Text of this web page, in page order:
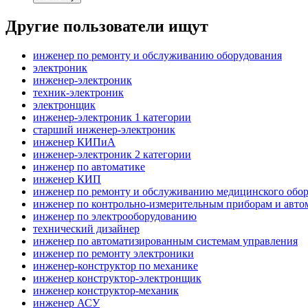
Другие пользователи ищут
инженер по ремонту и обслуживанию оборудования
электроник
инженер-электроник
техник-электроник
электронщик
инженер-электроник 1 категории
старший инженер-электроник
инженер КИПиА
инженер-электроник 2 категории
инженер по автоматике
инженер КИП
инженер по ремонту и обслуживанию медицинского
инженер по контрольно-измерительным приборам и
инженер по электрооборудованию
технический дизайнер
инженер по автоматизированным системам управления
инженер по ремонту электроники
инженер-конструктор по механике
инженер конструктор-электронщик
инженер конструктор-механик
инженер АСУ